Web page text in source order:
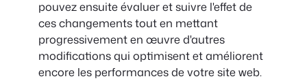
pouvez ensuite évaluer et suivre l'effet de
ces changements tout en mettant
progressivement en œuvre d'autres
modifications qui optimisent et améliorent
encore les performances de votre site web.